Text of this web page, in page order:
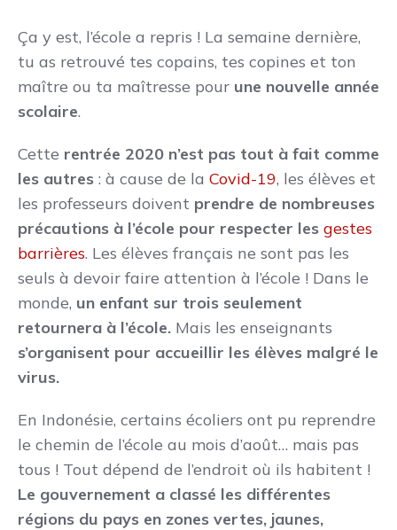
Ça y est, l’école a repris ! La semaine dernière,
tu as retrouvé tes copains, tes copines et ton
maître ou ta maîtresse pour une nouvelle année
scolaire.
Cette rentrée 2020 n’est pas tout à fait comme
les autres : à cause de la Covid-19, les élèves et
les professeurs doivent prendre de nombreuses
précautions à l’école pour respecter les gestes
barrières. Les élèves français ne sont pas les
seuls à devoir faire attention à l’école ! Dans le
monde, un enfant sur trois seulement
retournera à l’école. Mais les enseignants
s’organisent pour accueillir les élèves malgré le
virus.
En Indonésie, certains écoliers ont pu reprendre
le chemin de l’école au mois d’août… mais pas
tous ! Tout dépend de l’endroit où ils habitent !
Le gouvernement a classé les différentes
régions du pays en zones vertes, jaunes,